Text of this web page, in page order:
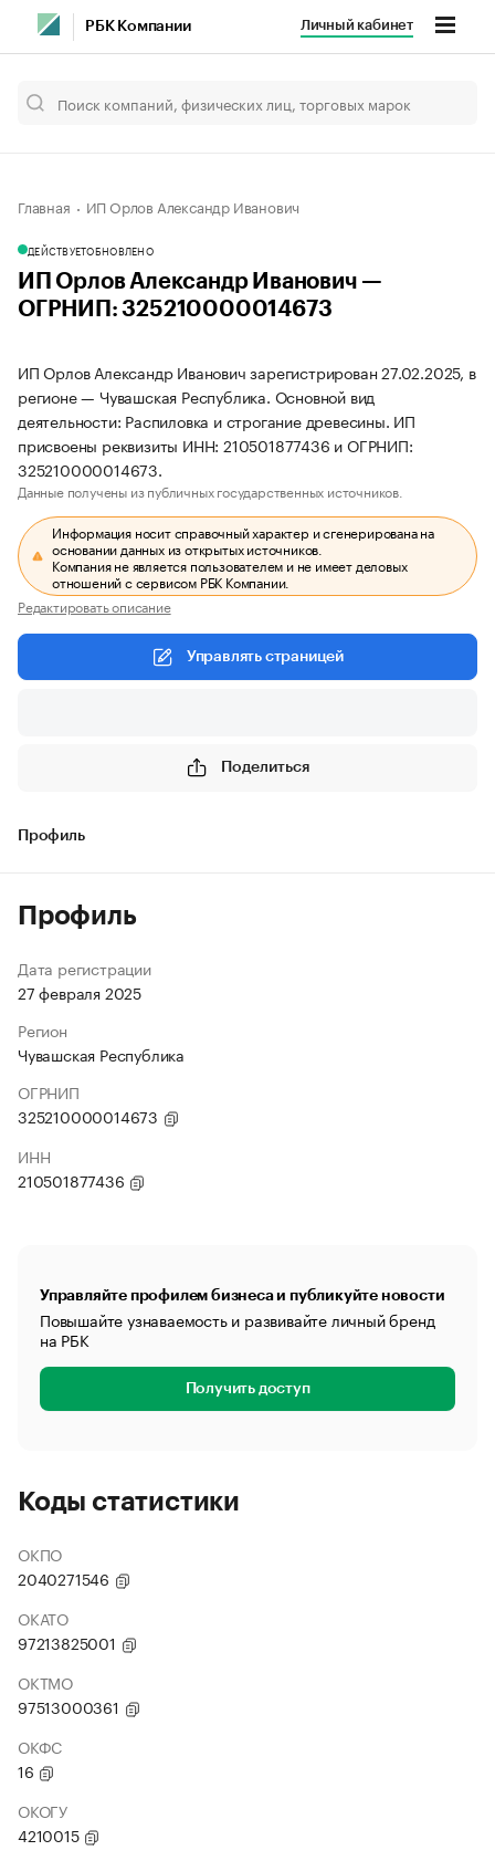
РБК Компании Личный кабинет
Главная ИП Орлов Александр Иванович
ДЕЙСТВУЕТОБНОВЛЕНО
ИП Орлов Александр Иванович —
ОГРНИП: 325210000014673
ИП Орлов Александр Иванович зарегистрирован 27.02.2025, в
регионе — Чувашская Республика. Основной вид
деятельности: Распиловка и строгание древесины. ИП
присвоены реквизиты ИНН: 210501877436 и ОГРНИП:
325210000014673.
Данные получены из публичных государственных источников.
Информация носит справочный характер и сгенерирована на
основании данных из открытых источников.
Компания не является пользователем и не имеет деловых
отношений с сервисом РБК Компании.
Редактировать описание
Управлять страницей
Поделиться
Профиль
Профиль
Дата регистрации
27 февраля 2025
Регион
Чувашская Республика
ОГРНИП
325210000014673
ИНН
210501877436
Управляйте профилем бизнеса и публикуйте новости
Повышайте узнаваемость и развивайте личный бренд
на РБК
Получить доступ
Коды статистики
ОКПО
2040271546
ОКАТО
97213825001
ОКТМО
97513000361
ОКФС
16
ОКОГУ
4210015